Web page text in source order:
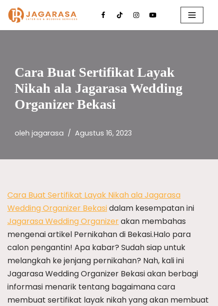
Cara Buat Sertifikat Layak
Nikah ala Jagarasa Wedding
Organizer Bekasi
oleh jagarasa Agustus 16, 2023
Cara Buat Sertifikat Layak Nikah ala Jagarasa
Wedding Organizer Bekasidalam kesempatan ini
Jagarasa Wedding Organizerakan membahas
mengenai artikel Pernikahan di Bekasi.Halo para
calon pengantin! Apa kabar? Sudah siap untuk
melangkah ke jenjang pernikahan? Nah, kali ini
Jagarasa Wedding Organizer Bekasi akan berbagi
informasi menarik tentang bagaimana cara
membuat sertifikat layak nikah yang akan membuat